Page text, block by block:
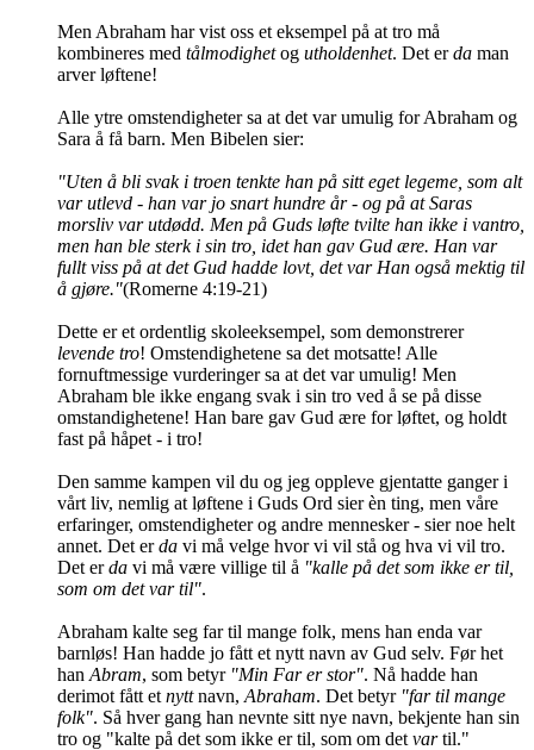
Men Abraham har vist oss et eksempel på at tro må
kombineres med tålmodighetog utholdenhet. Det erda man
arver løftene!
Alle ytre omstendigheter sa at det var umulig for Abraham og
Sara å få barn. Men Bibelen sier:
"Uten å bli svak i troen tenkte han på sitt eget legeme, som alt
var utlevd - han var jo snart hundre år - og på at Saras
morsliv var utdødd. Men på Guds løfte tvilte han ikke i vantro,
men han ble sterk i sin tro, idet han gav Gud ære. Han var
fullt viss på at det Gud hadde lovt, det var Han også mektig til
å gjøre."(Romerne 4:19-21)
Dette er et ordentlig skoleeksempel, som demonstrerer
levende tro! Omstendighetene sa det motsatte! Alle
fornuftmessige vurderinger sa at det var umulig! Men
Abraham ble ikke engang svak i sin tro ved å se på disse
omstandighetene! Han bare gav Gud ære for løftet, og holdt
fast på håpet - i tro!
Den samme kampen vil du og jeg oppleve gjentatte ganger i
vårt liv, nemlig at løftene i Guds Ord sier èn ting, men våre
erfaringer, omstendigheter og andre mennesker - sier noe helt
annet. Det erda vi må velge hvor vi vil stå og hva vi vil tro.
Det erda vi må være villige til å "kalle på det som ikke er til,
som om det var til".
Abraham kalte seg far til mange folk, mens han enda var
barnløs! Han hadde jo fått et nytt navn av Gud selv. Før het
han Abram, som betyr "Min Far er stor". Nå hadde han
derimot fått et nyttnavn, Abraham. Det betyr "far til mange
folk". Så hver gang han nevnte sitt nye navn, bekjente han sin
tro og "kalte på det som ikke er til, som om det vartil."